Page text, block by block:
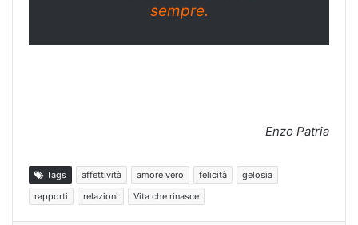
sempre.
Enzo Patria
Tags affettività amore vero felicità
gelosia
rapporti
relazioni Vita che rinasce